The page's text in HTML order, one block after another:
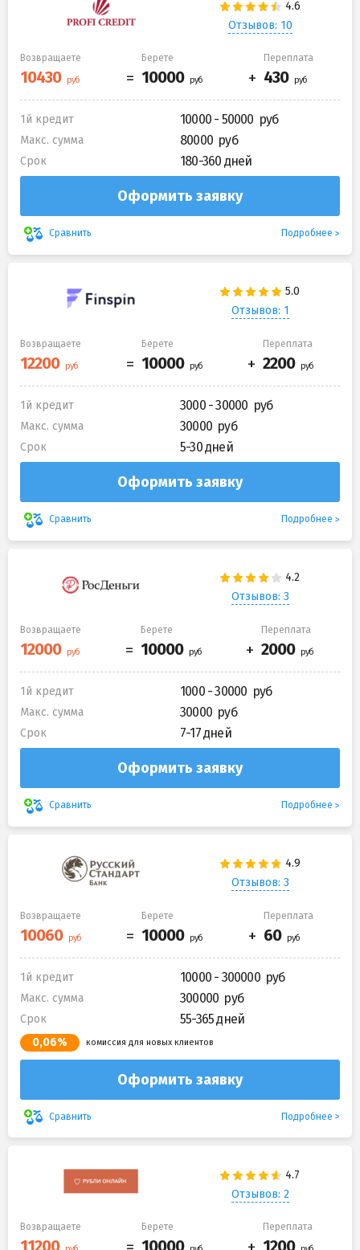
Отзывов: 10
Возвращаете Берете Переплата
1й кредит 10000 - 50000
Макс. сумма 80000
Срок 180-360 дней
Оформить заявку
Сравнить Подробнее
Отзывов: 1
Возвращаете Берете Переплата
1й кредит 3000 - 30000
Макс. сумма 30000
Срок 5-30 дней
Оформить заявку
Сравнить Подробнее
Отзывов: 3
Возвращаете Берете Переплата
1й кредит 1000 - 30000
Макс. сумма 30000
Срок 7-17 дней
Оформить заявку
Сравнить Подробнее
Отзывов: 3
Возвращаете Берете Переплата
1й кредит 10000 - 300000
Макс. сумма 300000
Срок 55-365 дней
0,06% комиссия для новых клиентов
Оформить заявку
Сравнить Подробнее
Отзывов: 2
Возвращаете Берете Переплата